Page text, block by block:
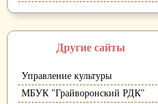
Другие сайты
Управление культуры
МБУК "Грайворонский РДК"